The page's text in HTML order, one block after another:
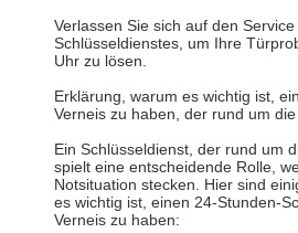
Verlassen Sie sich auf den
Schlüsseldienstes, um Ihre
Uhr zu lösen.
Erklärung, warum es wichtig ist,
Verneis zu haben, der rund um
Ein Schlüsseldienst, der rund um
spielt eine entscheidende Rolle,
Notsituation stecken. Hier sind
es wichtig ist, einen 24-Stunden-
Verneis zu haben: